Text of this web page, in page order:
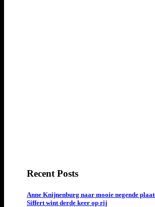
Recent Posts
Anne Knijnenburg naar mooie negende
Siffert wint derde keer op rij